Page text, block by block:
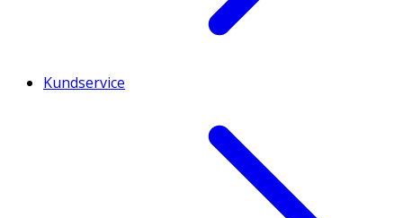
Kundservice